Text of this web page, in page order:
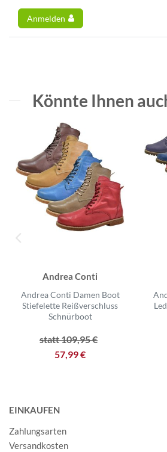
Anmelden
Könnte Ihnen
Andrea Conti
Andrea Conti Damen Boot
Stiefelette Reißverschluss
Schnürboot
statt 109,95 €
57,99 €
EINKAUFEN
Zahlungsarten
Versandkosten